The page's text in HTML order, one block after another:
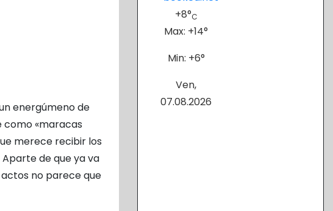
energúmeno de
como «maracas
merece recibir los
Aparte de que ya va
no parece que
+8°C
Max: +14°
Min: +6°
Ven,
07.08.2026